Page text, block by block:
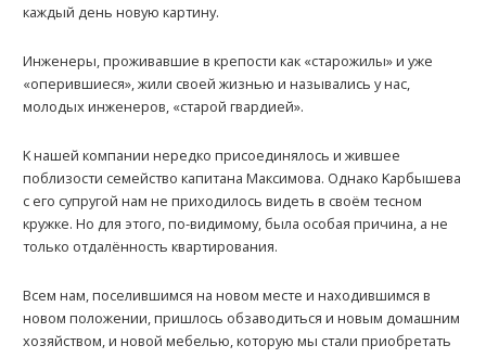
каждый день новую картину.
Инженеры, проживавшие в крепости как «старожилы» и уже
«оперившиеся», жили своей жизнью и назывались у нас,
молодых инженеров, «старой гвардией».
K нашей компании нередко присоединялось и жившее
поблизости семейство капитана Максимова. Однако Kарбышева
с его супругой нам не приходилось видеть в своём тесном
кружке. Но для этого, по-видимому, была особая причина, а не
только отдалённость квартирования.
Всем нам, поселившимся на новом месте и находившимся в
новом положении, пришлось обзаводиться и новым домашним
хозяйством, и новой мебелью, которую мы стали приобретать